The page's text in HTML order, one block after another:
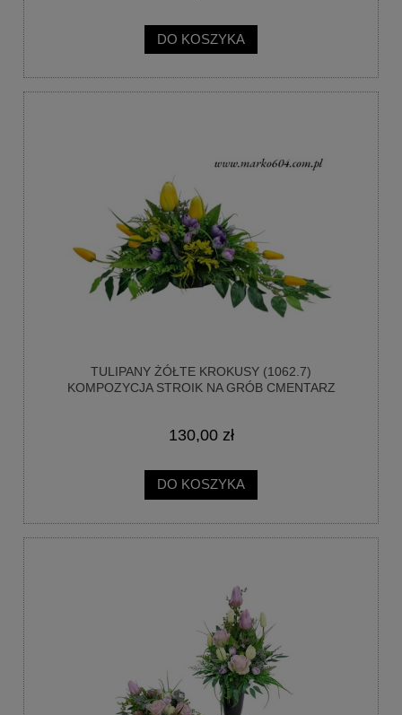
DO KOSZYKA
TULIPANY ŻÓŁTE KROKUSY (1062.7)
KOMPOZYCJA STROIK NA GRÓB CMENTARZ
130,00 zł
DO KOSZYKA